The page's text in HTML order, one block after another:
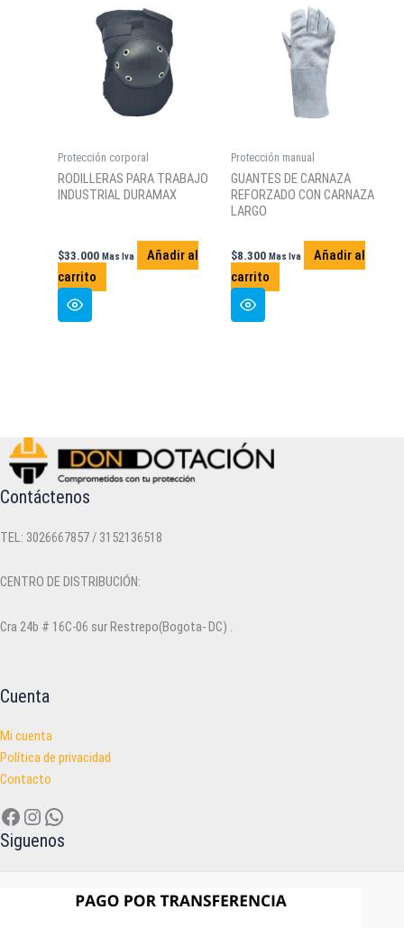
Las
opciones
se
pueden
elegir
de
Protección corporal
RODILLERAS PARA TRABAJO
INDUSTRIAL DURAMAX
$33.000 Mas Iva
Añadir al
carrito
Protección manual
GUANTES DE CARNAZA
REFORZADO CON CARNAZA
LARGO
$8.300 Mas Iva
Añadir al
carrito
Contáctenos
TEL: 3026667857 / 3152136518
CENTRO DE DISTRIBUCIÓN:
Cra 24b # 16C-06 sur Restrepo(Bogota- DC) .
Cuenta
Mi cuenta
Política de privacidad
Contacto
Facebook
Instagram
WhatsApp
Siguenos